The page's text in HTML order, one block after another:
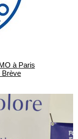
à Paris
Brève